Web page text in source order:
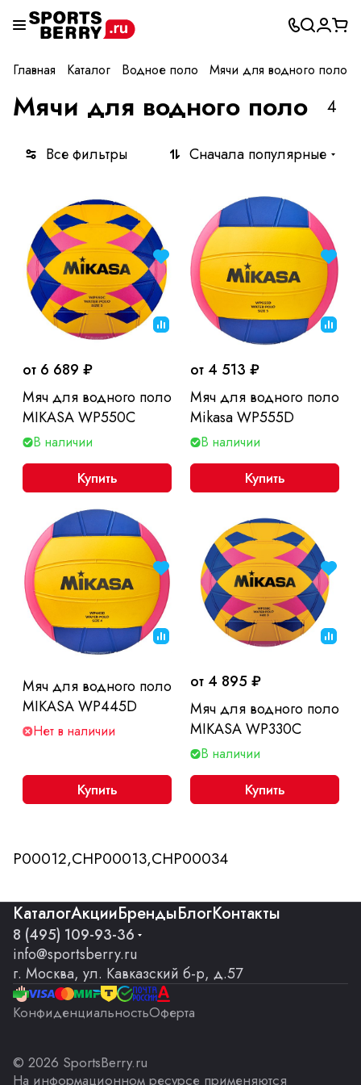
Главная Каталог Водное поло Мячи для водного поло
Мячи для водного поло 4
Все фильтры Сначала популярные
от 6 689 ₽
Мяч для водного поло
MIKASA WP550C
В наличии
Купить
от 4 513 ₽
Мяч для водного поло
Mikasa WP555D
В наличии
Купить
Мяч для водного поло
MIKASA WP445D
Нет в наличии
Купить
от 4 895 ₽
Мяч для водного поло
MIKASA WP330C
В наличии
Купить
P00012,CHP00013,CHP00034
КаталогАкцииБрендыБлогКонтакты
8 (495) 109-93-36
info@sportsberry.ru
г. Москва, ул. Кавказский б-р, д.57
КонфиденциальностьОферта
© 2026 SportsBerry.ru
На информационном ресурсе применяются